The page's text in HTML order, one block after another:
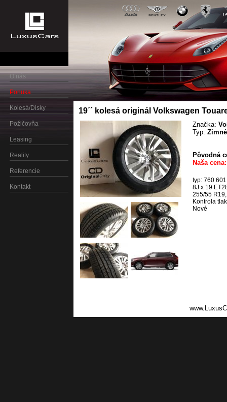
O nás
Ponuka
Kolesá/Disky
Požičovňa
Leasing
Reality
Referencie
Kontakt
19´´ kolesá originál Volkswagen
Značka:
Typ: Zimné
Pôvodná
Naša
typ: 760
8J x 19
255/55
Kontrola
Nové